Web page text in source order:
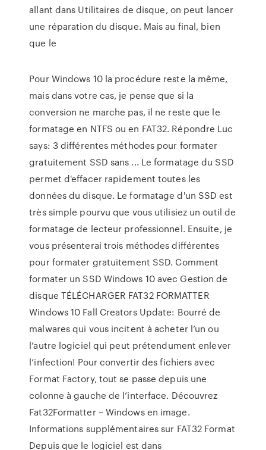
allant dans Utilitaires de disque, on peut lancer
une réparation du disque. Mais au final, bien
que le
Pour Windows 10 la procédure reste la même,
mais dans votre cas, je pense que si la
conversion ne marche pas, il ne reste que le
formatage en NTFS ou en FAT32. Répondre Luc
says: 3 différentes méthodes pour formater
gratuitement SSD sans ... Le formatage du SSD
permet d'effacer rapidement toutes les
données du disque. Le formatage d'un SSD est
très simple pourvu que vous utilisiez un outil de
formatage de lecteur professionnel. Ensuite, je
vous présenterai trois méthodes différentes
pour formater gratuitement SSD. Comment
formater un SSD Windows 10 avec Gestion de
disque TÉLÉCHARGER FAT32 FORMATTER
Windows 10 Fall Creators Update: Bourré de
malwares qui vous incitent à acheter l’un ou
l’autre logiciel qui peut prétendument enlever
l’infection! Pour convertir des fichiers avec
Format Factory, tout se passe depuis une
colonne à gauche de l’interface. Découvrez
Fat32Formatter – Windows en image.
Informations supplémentaires sur FAT32 Format
Depuis que le logiciel est dans